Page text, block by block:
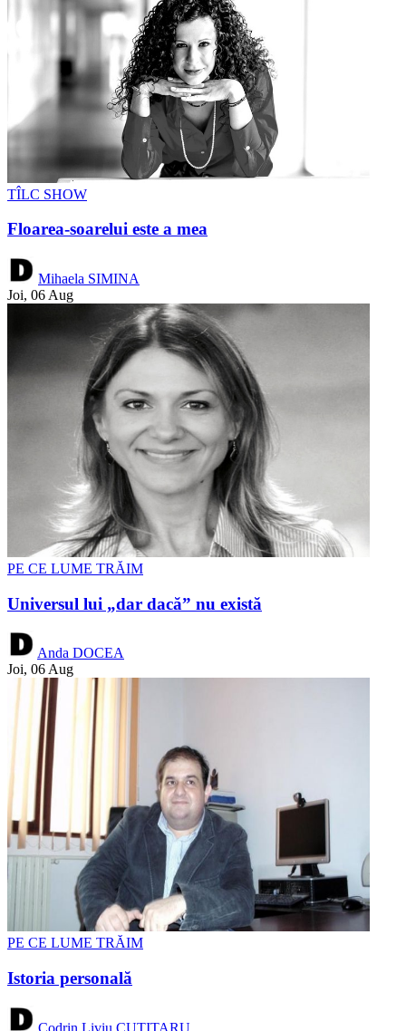
TÎLC SHOW
Floarea-soarelui este a mea
Mihaela SIMINA
Joi, 06 Aug
PE CE LUME TRĂIM
Universul lui „dar dacă” nu există
Anda DOCEA
Joi, 06 Aug
PE CE LUME TRĂIM
Istoria personală
Codrin Liviu CUȚITARU